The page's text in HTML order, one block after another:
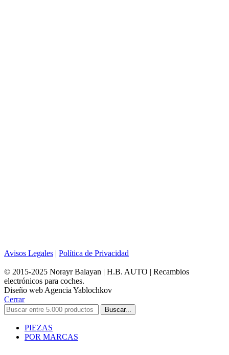
Avisos Legales | Política de Privacidad
© 2015-2025 Norayr Balayan | H.B. AUTO | Recambios
electrónicos para coches.
Diseño web Agencia Yablochkov
Cerrar
Buscar...
PIEZAS
POR MARCAS